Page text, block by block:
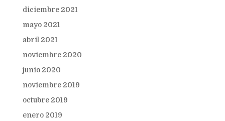
diciembre 2021
mayo 2021
abril 2021
noviembre 2020
junio 2020
noviembre 2019
octubre 2019
enero 2019